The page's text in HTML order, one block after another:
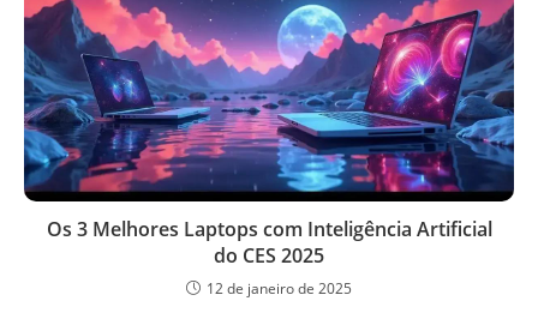
Os 3 Melhores Laptops com Inteligência Artificial
do CES 2025
12 de janeiro de 2025